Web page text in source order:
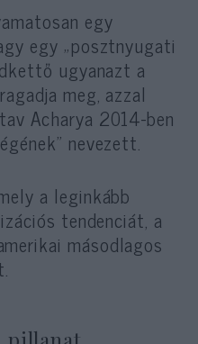
egy
egy „posztnyugati
ugyanazt a
meg, azzal
Acharya 2014-ben
nevezett.
a leginkább
tendenciát, a
másodlagos